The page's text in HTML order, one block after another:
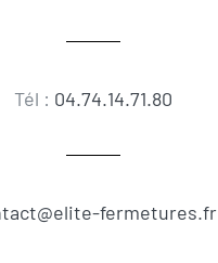
Tél : 04.74.14.71.80
fermetures.fr